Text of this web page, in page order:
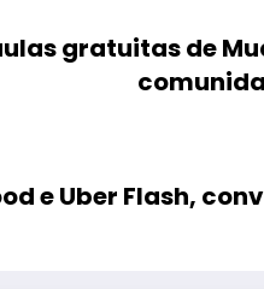
gratuitas de
e Uber Flash,